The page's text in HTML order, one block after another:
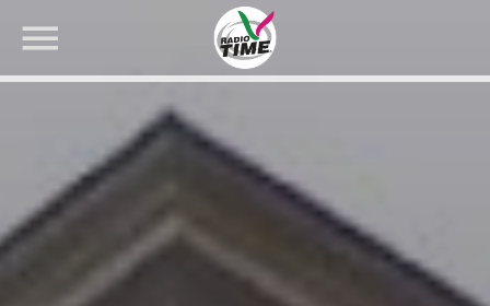
CERCA NEL SITO WEB: